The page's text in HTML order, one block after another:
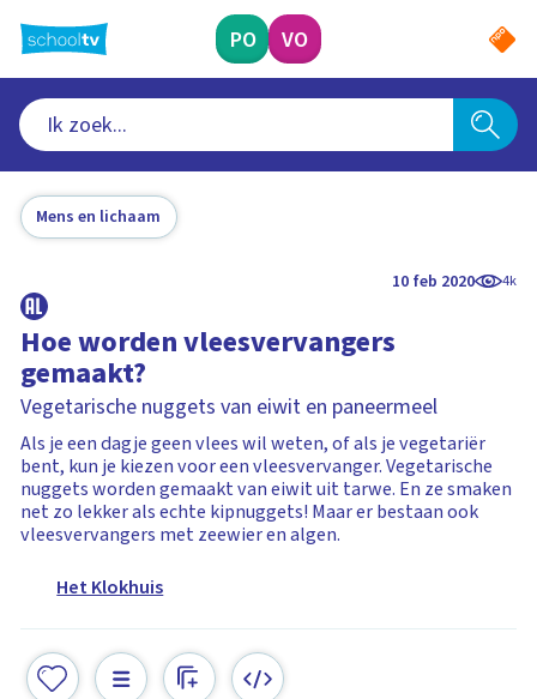
naar
hoofdinhoud
PO VO
Mens en lichaam
10 feb 2020 4k
Hoe worden vleesvervangers
gemaakt?
Vegetarische nuggets van eiwit en paneermeel
Als je een dagje geen vlees wil weten, of als je vegetariër
bent, kun je kiezen voor een vleesvervanger. Vegetarische
nuggets worden gemaakt van eiwit uit tarwe. En ze smaken
net zo lekker als echte kipnuggets! Maar er bestaan ook
vleesvervangers met zeewier en algen.
Het Klokhuis